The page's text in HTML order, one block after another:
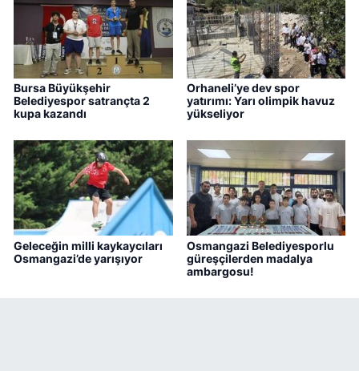
Bursa Büyükşehir
Belediyespor satrançta 2
kupa kazandı
Orhaneli’ye dev spor
yatırımı: Yarı olimpik havuz
yükseliyor
Geleceğin milli kaykaycıları
Osmangazi’de yarışıyor
Osmangazi Belediyesporlu
güreşçilerden madalya
ambargosu!